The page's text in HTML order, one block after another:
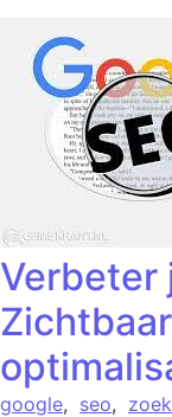
Verbeter
google, seo,